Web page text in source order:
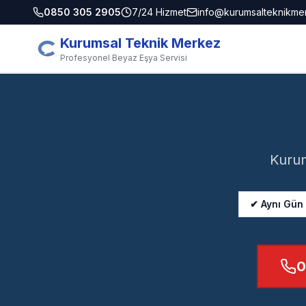
0850 305 2905 7/24 Hizmet
Kurumsal Teknik Merkez
Profesyonel Beyaz Eşya Servisi
✔ Aynı